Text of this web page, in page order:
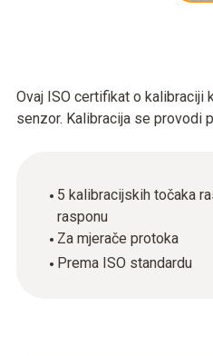
Ovaj ISO certifikat o kalibraciji
senzor. Kalibracija se provodi
5 kalibracijskih točaka
rasponu
Za mjerače protoka
Prema ISO standardu